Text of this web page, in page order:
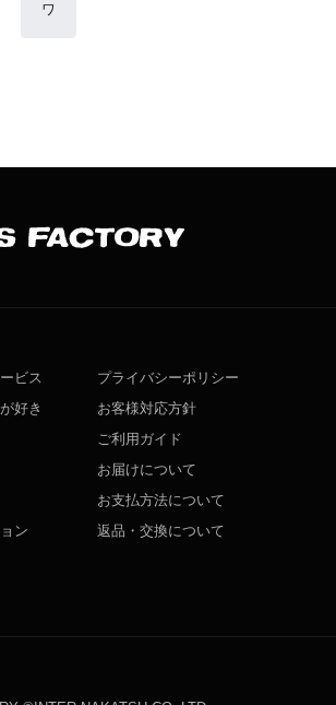
ワ
ビス
好き
ン
プライバシーポリシー
お客様対応方針
ご利用ガイド
お届けについて
お支払方法について
返品・交換について